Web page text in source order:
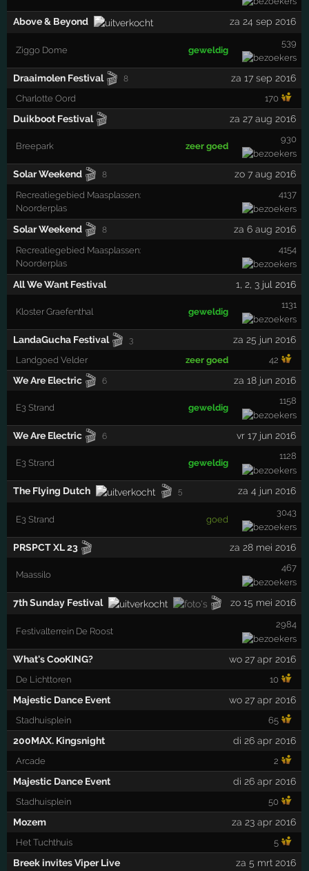
Above & Beyond za 24 sep 2016
Ziggo Dome geweldig
539
Draaimolen Festival 🎬 8 za 17 sep 2016
Charlotte Oord 170
Duikboot Festival 🎬 za 27 aug 2016
Breepark zeer goed
930
Solar Weekend 🎬 8 zo 7 aug 2016
Recreatiegebied Maasplassen:
Noorderplas
4137
Solar Weekend 🎬 8 za 6 aug 2016
Recreatiegebied Maasplassen:
Noorderplas
4154
All We Want Festival 1, 2, 3jul 2016
Kloster Graefenthal geweldig
1131
LandaGucha Festival 🎬 3 za 25 jun 2016
Landgoed Velder zeer goed 42
We Are Electric 🎬 6 za 18 jun 2016
E3 Strand geweldig
1158
We Are Electric 🎬 6 vr 17 jun 2016
E3 Strand geweldig
1128
The Flying Dutch 🎬 5 za 4 jun 2016
E3 Strand goed
3043
PRSPCT XL 23 🎬 za 28 mei 2016
Maassilo
467
7th Sunday Festival 🎬 zo 15 mei 2016
Festivalterrein De Roost
2984
What's CooKING? wo 27 apr 2016
De Lichttoren 10
Majestic Dance Event wo 27 apr 2016
Stadhuisplein 65
200MAX. Kingsnight di 26 apr 2016
Arcade 2
Majestic Dance Event di 26 apr 2016
Stadhuisplein 50
Mozem za 23 apr 2016
Het Tuchthuis 5
Breek invites Viper Live za 5 mrt 2016